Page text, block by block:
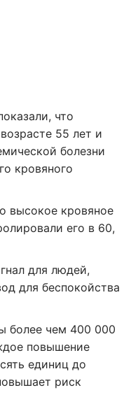
что
55 лет и
болезни
кровяного
высокое кровяное
его в 60,
для людей,
для беспокойства
более чем 400 000
повышение
единиц до
риск